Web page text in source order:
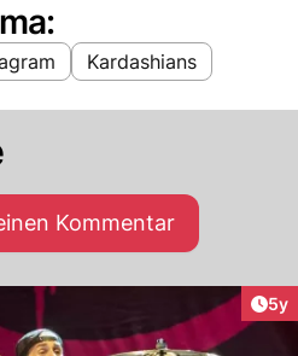
Kardashians
Kommentar
5y